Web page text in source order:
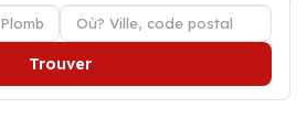
Trouver